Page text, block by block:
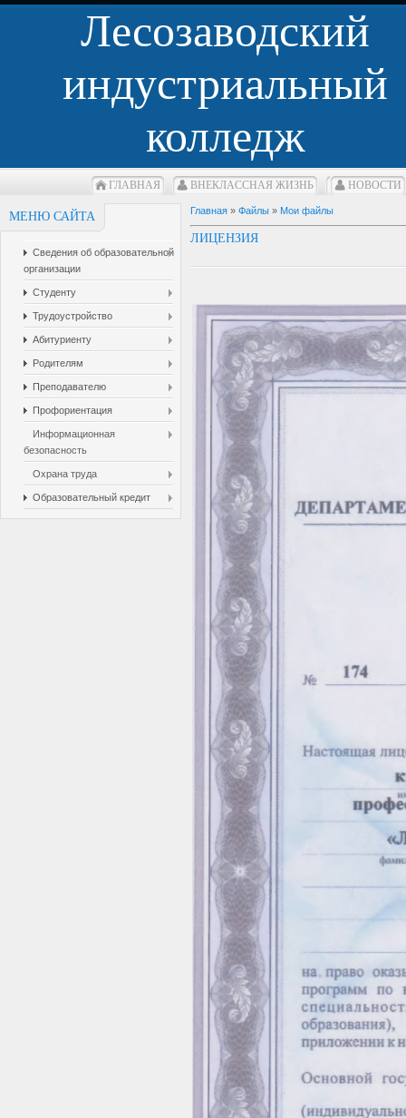
Лесозаводский
индустриальный
колледж
ГЛАВНАЯ ВНЕКЛАCСНАЯ ЖИЗНЬ НОВОСТИ
МЕНЮ САЙТА
Сведения об образовательной
организации
Студенту
Трудоустройство
Абитуриенту
Родителям
Преподавателю
Профориентация
Информационная
безопасность
Охрана труда
Образовательный кредит
Главная » Файлы » Мои файлы
ЛИЦЕНЗИЯ